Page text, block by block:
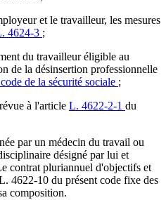
et le travailleur, les mesures
4624-3 ;
du travailleur éligible au
de la désinsertion professionnelle
de la sécurité sociale ;
à l'article L. 4622-2-1 du
par un médecin du travail ou
désigné par lui et
contrat pluriannuel d'objectifs et
4622-10 du présent code fixe des
composition.